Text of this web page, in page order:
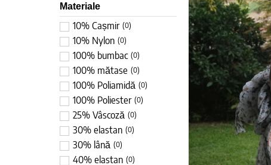
Materiale
10% Cașmir (0)
10% Nylon (0)
100% bumbac (0)
100% mătase (0)
100% Poliamidă (0)
100% Poliester (0)
25% Vâscoză (0)
30% elastan (0)
30% lână (0)
40% elastan (0)